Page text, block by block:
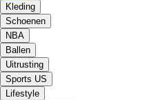
Kleding
Schoenen
NBA
Ballen
Uitrusting
Sports US
Lifestyle